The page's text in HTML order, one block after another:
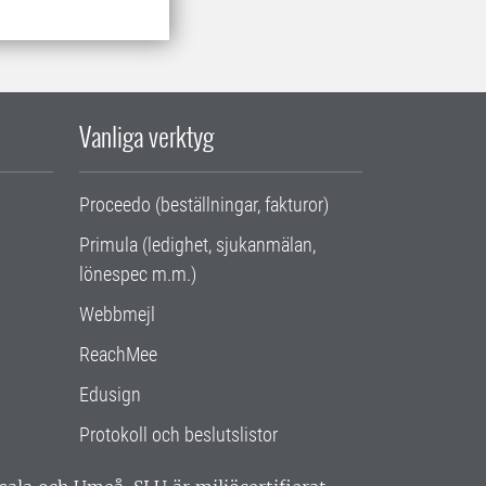
Vanliga verktyg
Proceedo (beställningar, fakturor)
Primula (ledighet, sjukanmälan,
lönespec m.m.)
Webbmejl
ReachMee
Edusign
Protokoll och beslutslistor